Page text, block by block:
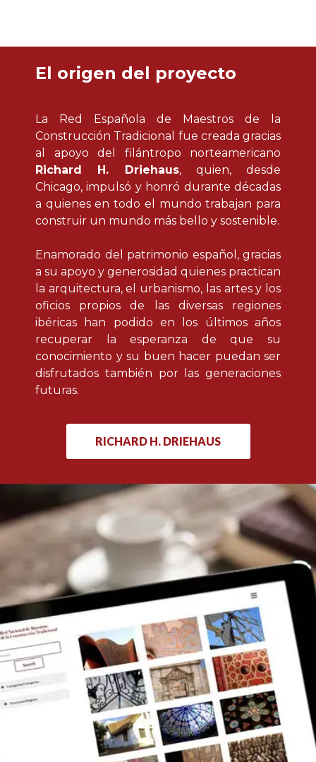
El origen del proyecto
La Red Española de Maestros de la
Construcción Tradicional fue creada gracias
al apoyo del filántropo norteamericano
Richard H. Driehaus, quien, desde
Chicago, impulsó y honró durante décadas
a quienes en todo el mundo trabajan para
construir un mundo más bello y sostenible.
Enamorado del patrimonio español, gracias
a su apoyo y generosidad quienes practican
la arquitectura, el urbanismo, las artes y los
oficios propios de las diversas regiones
ibéricas han podido en los últimos años
recuperar la esperanza de que su
conocimiento y su buen hacer puedan ser
disfrutados también por las generaciones
futuras.
RICHARD H. DRIEHAUS